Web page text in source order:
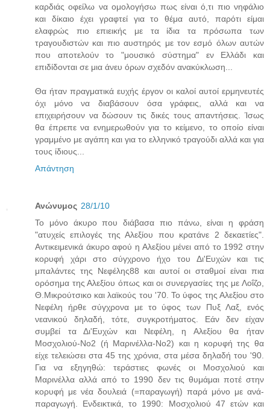
καρδιάς οφείλω να ομολογήσω πως είναι ό,τι πιο νηφάλιο
και δίκαιο έχει γραφτεί για το θέμα αυτό, παρότι είμαι
ελαφρώς πιο επιεικής με τα ίδια τα πρόσωπα των
τραγουδιστών και πιο αυστηρός με τον εσμό όλων αυτών
που αποτελούν το "μουσικό σύστημα" εν Ελλάδι και
επιδίδονται σε μια άνευ όρων σχεδόν ανακύκλωση...
Θα ήταν πραγματικά ευχής έργον οι καλοί αυτοί ερμηνευτές
όχι μόνο να διαβάσουν όσα γράφεις, αλλά και να
επιχειρήσουν να δώσουν τις δικές τους απαντήσεις. Ίσως
θα έπρεπε να ενημερωθούν για το κείμενο, το οποίο είναι
γραμμένο με αγάπη και για το ελληνικό τραγούδι αλλά και για
τους ίδιους...
Απάντηση
Ανώνυμος 28/1/10
Το μόνο άκυρο που διάβασα πιο πάνω, είναι η φράση
"ατυχείς επιλογές της Αλεξίου που κρατάνε 2 δεκαετίες".
Αντικειμενικά άκυρο αφού η Αλεξίου μένει από το 1992 στην
κορυφή χάρι στο σύγχρονο ήχο του Δι'Ευχών και τις
μπαλάντες της Νεφέλης88 και αυτοί οι σταθμοί είναι πια
ορόσημα της Αλεξίου όπως και οι συνεργασίες της με Λοΐζο,
Θ.Μικρούτσικο και λαϊκούς του '70. Το ύφος της Αλεξίου στο
Νεφέλη ήρθε σύγχρονα με το ύφος των Πυξ Λαξ, ενός
νεανικού δηλαδή, τότε, συγκροτήματος. Εάν δεν είχαν
συμβεί τα Δι'Ευχών και Νεφέλη, η Αλεξίου θα ήταν
Μοσχολιού-Νο2 (ή Μαρινέλλα-Νο2) και η κορυφή της θα
είχε τελειώσει στα 45 της χρόνια, στα μέσα δηλαδή του '90.
Για να εξηγηθώ: τεράστιες φωνές οι Μοσχολιού και
Μαρινέλλα αλλά από το 1990 δεν τις θυμάμαι ποτέ στην
κορυφή με νέα δουλειά (=παραγωγή) παρά μόνο με ανά-
παραγωγή. Ενδεικτικά, το 1990: Μοσχολιού 47 ετών και